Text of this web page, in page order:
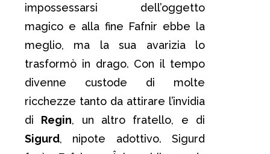
impossessarsi dell’oggetto
magico e alla fine Fafnir ebbe la
meglio, ma la sua avarizia lo
trasformò in drago. Con il tempo
divenne custode di molte
ricchezze tanto da attirare l’invidia
di Regin, un altro fratello, e di
Sigurd, nipote adottivo. Sigurd